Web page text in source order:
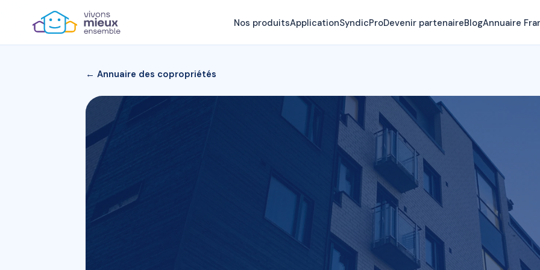
Nos produitsApplicationSyndicProDevenir partenaireBlogAnnuaire
← Annuaire des copropriétés